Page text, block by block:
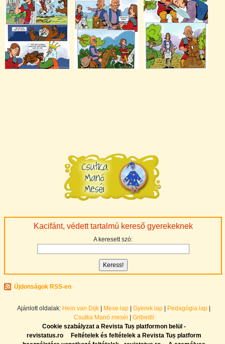
Kacifánt, védett tartalmú kereső gyerekeknek
A keresett szó:
Újdonságok RSS-en
Ajánlott oldalak: Hein van Dijk Mese lap Gyerek lap Pedagógia lap
Csutka Manó meséi
Gribedli
Cookie szabályzat a Revista Tuș platformon belül -
revistatus.ro
Feltételek és feltételek a Revista Tuș platform